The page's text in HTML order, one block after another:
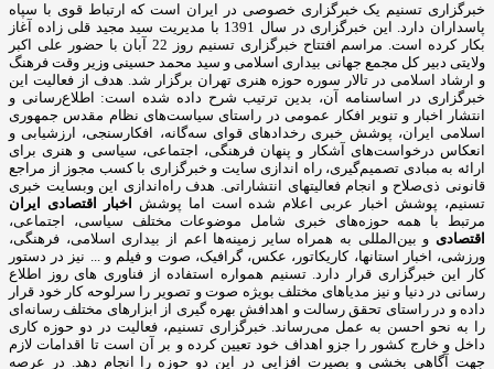
خبرگزاری تسنیم یک خبرگزاری خصوصی در ایران است که ارتباط قوی با سپاه
پاسداران دارد. این خبرگزاری در سال 1391 با مدیریت سید مجید قلی زاده آغاز
بکار کرده است. مراسم افتتاح خبرگزاری تسنیم روز 22 آبان با حضور علی اکبر
ولایتی دبیر کل مجمع جهانی بیداری اسلامی و سید محمد حسینی وزیر وقت فرهنگ
و ارشاد اسلامی در تالار سوره حوزه هنری تهران برگزار شد. هدف از فعالیت این
خبرگزاری در اساسنامه آن، بدین ترتیب شرح داده شده است: اطلاع‌رسانی و
انتشار اخبار و تنویر افکار عمومی در راستای سیاست‌های نظام مقدس جمهوری
اسلامی ایران، پوشش خبری رخدادهای قوای سه‌گانه، افکارسنجی، ارزشیابی و
انعکاس درخواست‌های آشکار و پنهان فرهنگی، اجتماعی، سیاسی و هنری برای
ارائه به مبادی تصمیم‌گیری، راه اندازی سایت و خبرگزاری با کسب مجوز از مراجع
قانونی ذی‌صلاح و انجام فعالیتهای انتشاراتی. هدف راه‌اندازی این وبسایت خبری
تسنیم، پوشش اخبار عربی اعلام شده است اما پوشش اخبار اقتصادی ایران
مرتبط با همه حوزه‌های خبری شامل موضوعات مختلف سیاسی، اجتماعی،
اقتصادی و بین‌المللی به همراه سایر زمینه‌ها اعم از بیداری اسلامی، فرهنگی،
ورزشی، اخبار استانها، کاریکاتور، عکس، گرافیک، صوت و فیلم و ... نیز در دستور
کار این خبرگزاری قرار دارد. تسنیم همواره استفاده از فناوری های روز اطلاع
رسانی در دنیا و نیز مدیاهای مختلف بویژه صوت و تصویر را سرلوحه کار خود قرار
داده و در راستای تحقق رسالت و اهدافش بهره گیری از ابزارهای مختلف رسانه‌ای
را به نحو احسن به عمل می‌رساند. خبرگزاری تسنیم، فعالیت در دو حوزه کاری
داخل و خارج کشور را جزو اهداف خود تعیین کرده و بر آن است تا اقدامات لازم
جهت آگاهی بخشی و بصیرت افزایی در این دو حوزه را انجام دهد. در عرصه